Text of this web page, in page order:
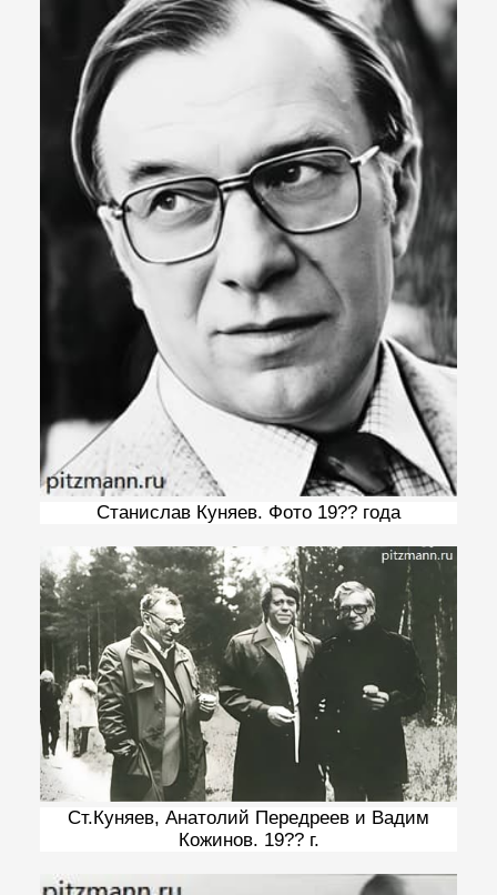
Станислав Куняев. Фото 19?? года
Ст.Куняев, Анатолий Передреев и Вадим
Кожинов. 19?? г.